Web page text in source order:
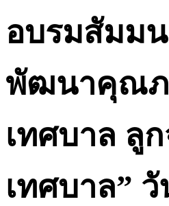
อบรมสัมม
พัฒนาคุณภ
เทศบาล ลู
เทศบาล”